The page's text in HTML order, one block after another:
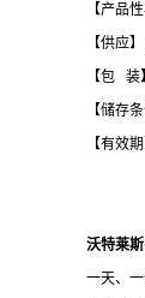
【产品
【供应
【包 装
【储存
【有效
沃特莱
一天、